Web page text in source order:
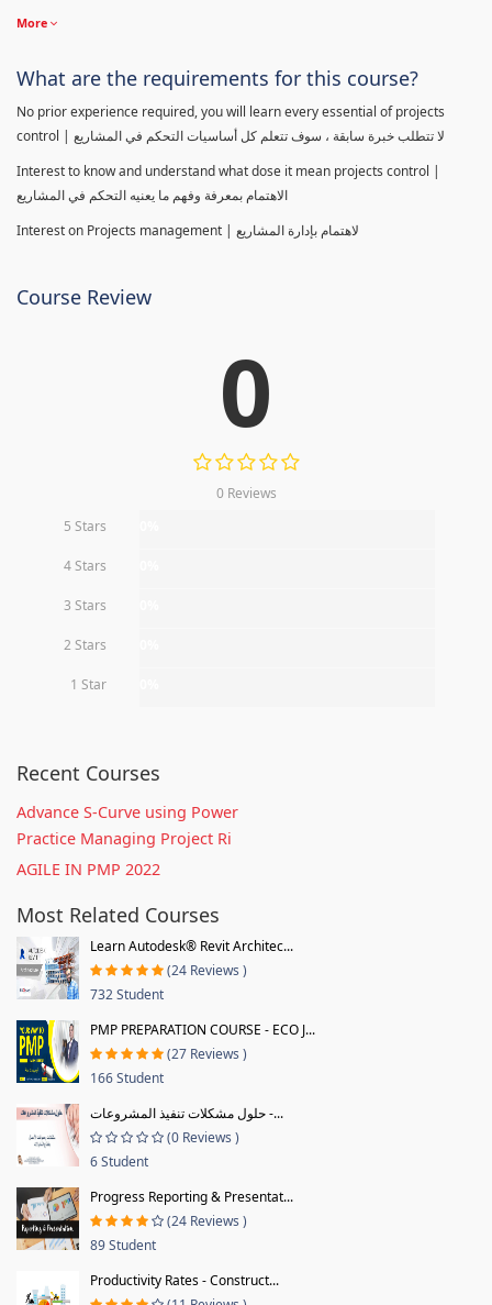
More
What are the requirements for this course?
No prior experience required, you will learn every essential of projects
control | لا تتطلب خبرة سابقة ، سوف تتعلم كل أساسيات التحكم في المشاريع
Interest to know and understand what dose it mean projects control |
الاهتمام بمعرفة وفهم ما يعنيه التحكم في المشاريع
Interest on Projects management | لاهتمام بإدارة المشاريع
Course Review
0
0 Reviews
5 Stars
4 Stars
3 Stars
2 Stars
1 Star
Recent Courses
Advance S-Curve using Power
Practice Managing Project Ri
AGILE IN PMP 2022
Most Related Courses
Learn Autodesk® Revit Architec...
(24 Reviews )
732 Student
PMP PREPARATION COURSE - ECO J...
(27 Reviews )
166 Student
حلول مشكلات تنفيذ المشروعات -...
(0 Reviews )
6 Student
Progress Reporting & Presentat...
(24 Reviews )
89 Student
Productivity Rates - Construct...